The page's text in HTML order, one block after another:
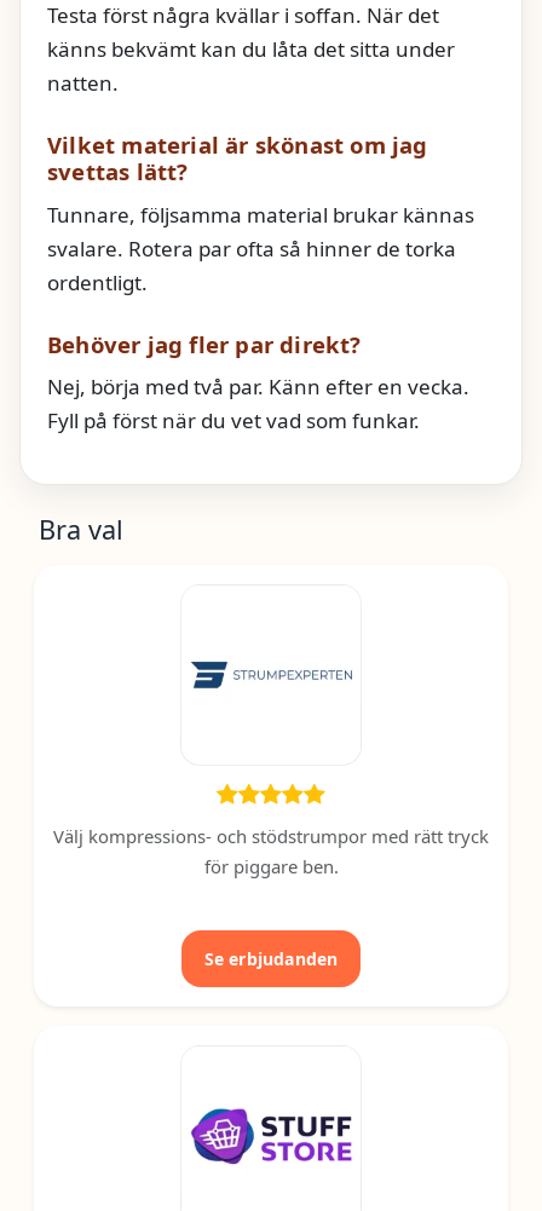
Testa först några kvällar i soffan. När det
känns bekvämt kan du låta det sitta under
natten.
Vilket material är skönast om jag
svettas lätt?
Tunnare, följsamma material brukar kännas
svalare. Rotera par ofta så hinner de torka
ordentligt.
Behöver jag fler par direkt?
Nej, börja med två par. Känn efter en vecka.
Fyll på först när du vet vad som funkar.
Bra val
Välj kompressions- och stödstrumpor med rätt tryck
för piggare ben.
Se erbjudanden